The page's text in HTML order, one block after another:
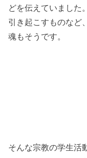
どを伝えていました
引き起こすものなど
魂もそうです。
そんな宗教の学生活